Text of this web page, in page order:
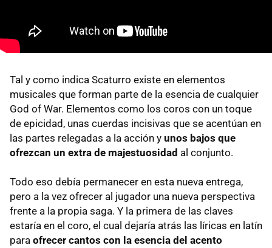
Tal y como indica Scaturro existe en elementos
musicales que forman parte de la esencia de cualquier
God of War. Elementos como los coros con un toque
de epicidad, unas cuerdas incisivas que se acentúan en
las partes relegadas a la acción y unos bajos que
ofrezcan un extra de majestuosidad al conjunto.
Todo eso debía permanecer en esta nueva entrega,
pero a la vez ofrecer al jugador una nueva perspectiva
frente a la propia saga. Y la primera de las claves
estaría en el coro, el cual dejaría atrás las líricas en latín
para ofrecer cantos con la esencia del acento